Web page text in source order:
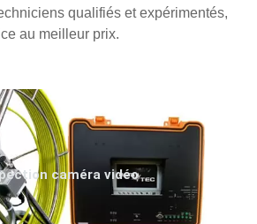
qualifiés et expérimentés,
au meilleur prix.
caméra vidéo